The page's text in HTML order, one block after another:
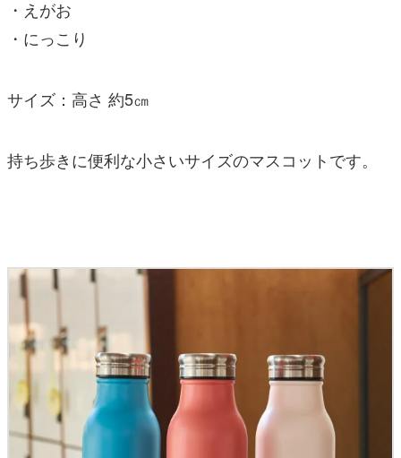
・えがお
・にっこり
サイズ：高さ 約5㎝
持ち歩きに便利な小さいサイズのマスコットです。